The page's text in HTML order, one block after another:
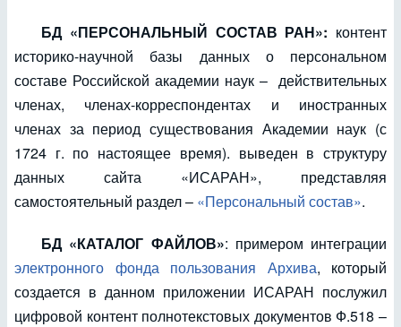
БД «ПЕРСОНАЛЬНЫЙ СОСТАВ РАН»: контент
историко-научной базы данных о персональном
составе Российской академии наук – действительных
членах, членах-корреспондентах и иностранных
членах за период существования Академии наук (с
1724 г. по настоящее время). выведен в структуру
данных сайта «ИСАРАН», представляя
самостоятельный раздел – «Персональный состав».
БД «КАТАЛОГ ФАЙЛОВ»: примером интеграции
электронного фонда пользования Архива, который
создается в данном приложении ИСАРАН послужил
цифровой контент полнотекстовых документов Ф.518 –